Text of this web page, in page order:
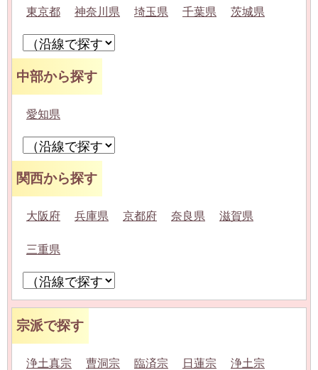
東京都 神奈川県 埼玉県 千葉県 茨城県
中部から探す
愛知県
関西から探す
大阪府 兵庫県 京都府 奈良県 滋賀県
三重県
宗派で探す
浄土真宗 曹洞宗 臨済宗 日蓮宗 浄土宗